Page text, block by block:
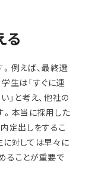
る
例えば、最終選
生は「すぐに連
」と考え、他社の
。本当に採用した
定出しをするこ
に対しては早々に
ることが重要で